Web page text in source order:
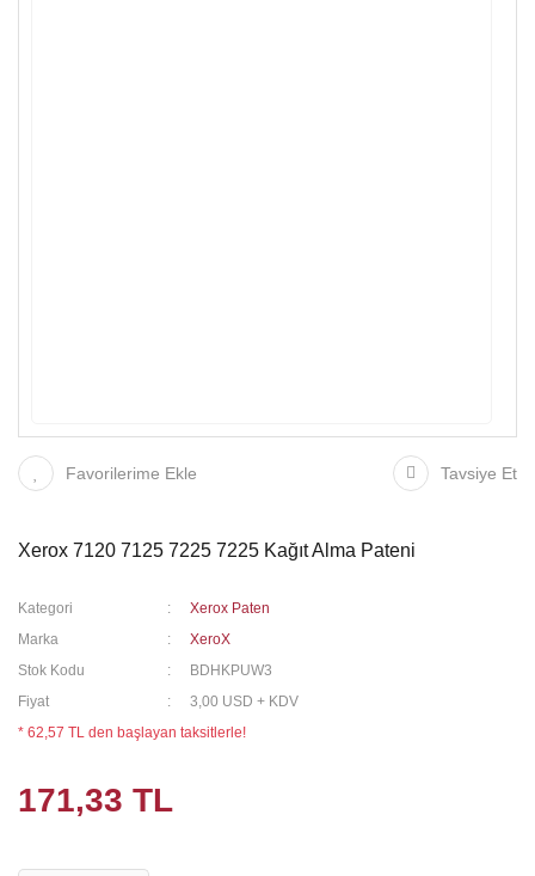
Favorilerime Ekle Tavsiye Et
Xerox 7120 7125 7225 7225 Kağıt Alma Pateni
Kategori
Xerox Paten
Marka
XeroX
Stok Kodu
BDHKPUW3
Fiyat
3,00 USD + KDV
* 62,57 TL den başlayan taksitlerle!
171,33 TL